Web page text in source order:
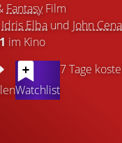
FantasyFilm
Idris Elba und John Cena
im Kino
Watchlist
7 Tage